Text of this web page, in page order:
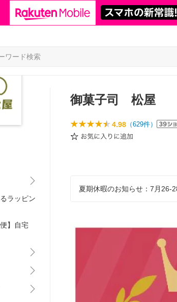
ラッピン
】自宅
御菓子司 松屋
4.98 （629件）
夏期休暇のお知らせ：7月